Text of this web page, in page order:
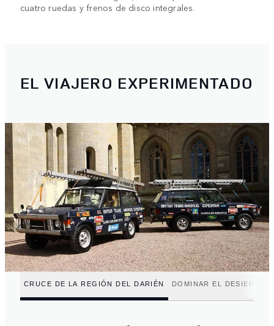
cuatro ruedas y frenos de disco integrales.
EL VIAJERO EXPERIMENTADO
CRUCE DE LA REGIÓN DEL DARIÉN DOMINAR EL DESIERTO